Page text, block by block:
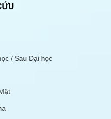
/ Sau Đại học